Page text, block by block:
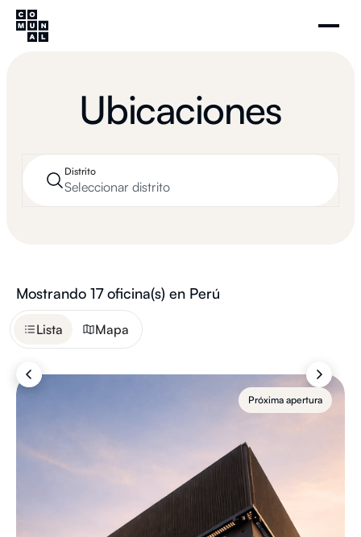
Ubicaciones
Distrito
Seleccionar distrito
Mostrando 17oficina(s) en Perú
Lista Mapa
Próxima apertura